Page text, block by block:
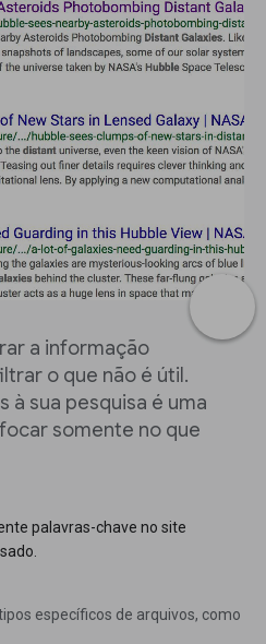
a informação
o que não é útil.
sua pesquisa é uma
somente no que
palavras-chave no site
específicos de arquivos, como